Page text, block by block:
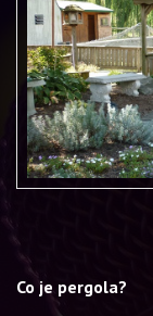
Co je pergola?